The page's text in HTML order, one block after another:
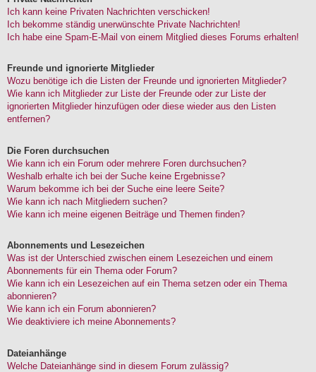
Ich kann keine Privaten Nachrichten verschicken!
Ich bekomme ständig unerwünschte Private Nachrichten!
Ich habe eine Spam-E-Mail von einem Mitglied dieses Forums erhalten!
Freunde und ignorierte Mitglieder
Wozu benötige ich die Listen der Freunde und ignorierten Mitglieder?
Wie kann ich Mitglieder zur Liste der Freunde oder zur Liste der
ignorierten Mitglieder hinzufügen oder diese wieder aus den Listen
entfernen?
Die Foren durchsuchen
Wie kann ich ein Forum oder mehrere Foren durchsuchen?
Weshalb erhalte ich bei der Suche keine Ergebnisse?
Warum bekomme ich bei der Suche eine leere Seite?
Wie kann ich nach Mitgliedern suchen?
Wie kann ich meine eigenen Beiträge und Themen finden?
Abonnements und Lesezeichen
Was ist der Unterschied zwischen einem Lesezeichen und einem
Abonnements für ein Thema oder Forum?
Wie kann ich ein Lesezeichen auf ein Thema setzen oder ein Thema
abonnieren?
Wie kann ich ein Forum abonnieren?
Wie deaktiviere ich meine Abonnements?
Dateianhänge
Welche Dateianhänge sind in diesem Forum zulässig?